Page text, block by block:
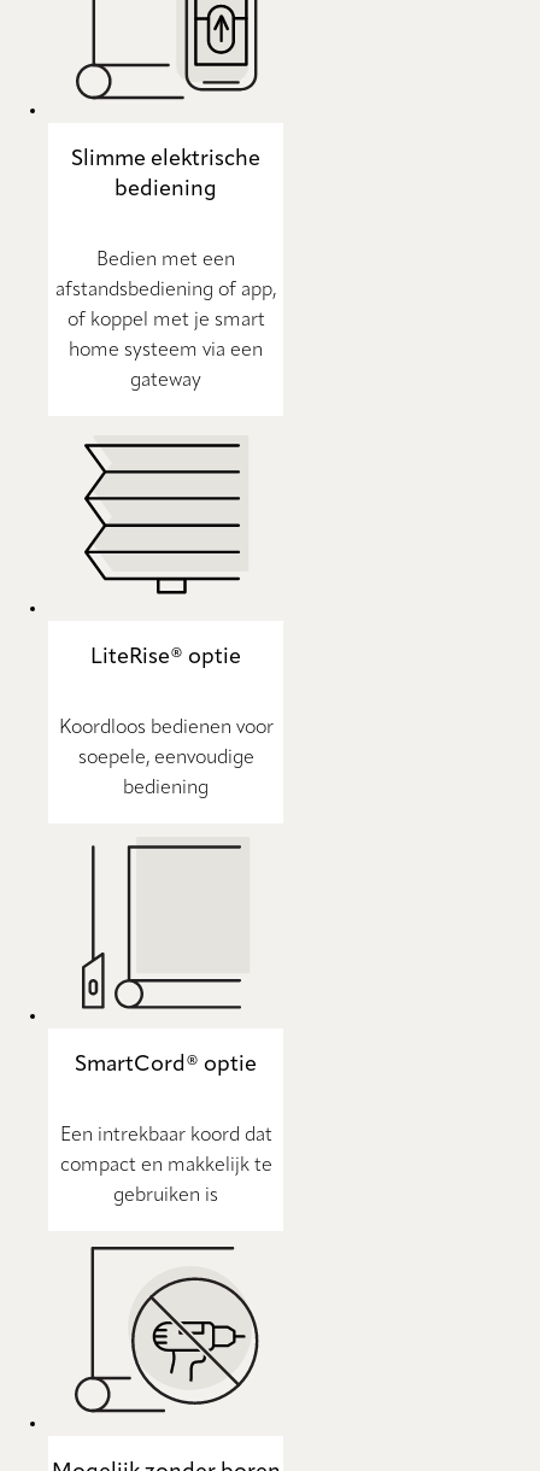
Slimme elektrische
bediening
Bedien met een
afstandsbediening of app,
of koppel met je smart
home systeem via een
gateway
LiteRise® optie
Koordloos bedienen voor
soepele, eenvoudige
bediening
SmartCord® optie
Een intrekbaar koord dat
compact en makkelijk te
gebruiken is